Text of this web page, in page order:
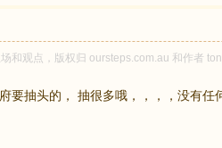
和观点，版权归 oursteps.com.au 和作者
要抽头的， 抽很多哦，，，，没有任